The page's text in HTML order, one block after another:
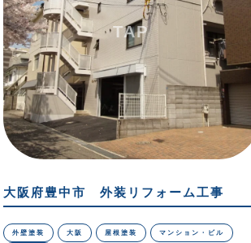
大阪府豊中市 外装リフォーム工事
外壁塗装 大阪 屋根塗装 マンション・ビル